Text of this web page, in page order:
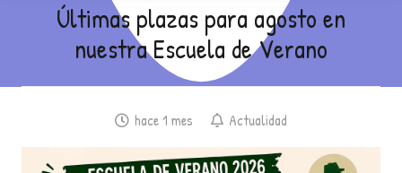
Últimas plazas para agosto en
nuestra Escuela de Verano
hace 1 mes Actualidad